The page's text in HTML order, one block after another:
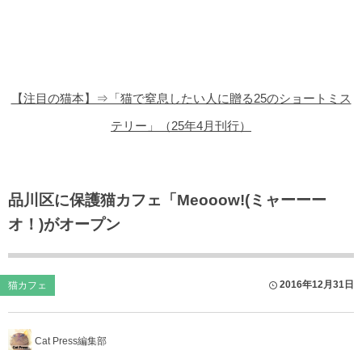
【注目の猫本】⇒「猫で窒息したい人に贈る25のショートミス
テリー」（25年4月刊行）
品川区に保護猫カフェ「Meooow!(ミャーーー
オ！)がオープン
猫カフェ 2016年12月31日
Cat Press編集部
猫のゲーム・アプリ
猫のフリー写真素材